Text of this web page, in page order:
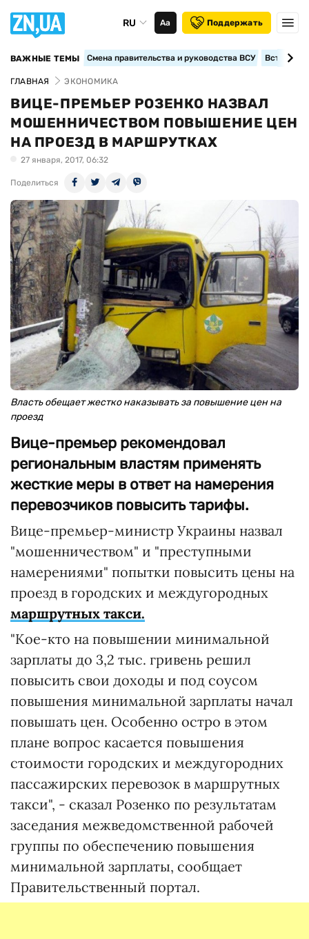
RU Аа Поддержать
ВАЖНЫЕ ТЕМЫ Смена правительства и руководства ВСУ
ГЛАВНАЯ ЭКОНОМИКА
ВИЦЕ-ПРЕМЬЕР РОЗЕНКО НАЗВАЛ
МОШЕННИЧЕСТВОМ ПОВЫШЕНИЕ ЦЕН
НА ПРОЕЗД В МАРШРУТКАХ
27 января, 2017, 06:32
Поделиться
Власть обещает жестко наказывать за повышение цен на
проезд
Вице-премьер рекомендовал
региональным властям применять
жесткие меры в ответ на намерения
перевозчиков повысить тарифы.
Вице-премьер-министр Украины назвал
"мошенничеством" и "преступными
намерениями" попытки повысить цены на
проезд в городских и междугородных
маршрутных такси.
"Кое-кто на повышении минимальной
зарплаты до 3,2 тыс. гривень решил
повысить свои доходы и под соусом
повышения минимальной зарплаты начал
повышать цен. Особенно остро в этом
плане вопрос касается повышения
стоимости городских и междугородних
пассажирских перевозок в маршрутных
такси", - сказал Розенко по результатам
заседания межведомственной рабочей
группы по обеспечению повышения
минимальной зарплаты, сообщает
Правительственный портал.